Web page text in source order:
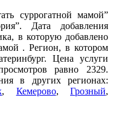
суррогатной мамой”
Дата добавления
в которую добавлено
. Регион, в котором
Цена услуги
равно 2329.
в других регионах:
, Кемерово,Грозный,